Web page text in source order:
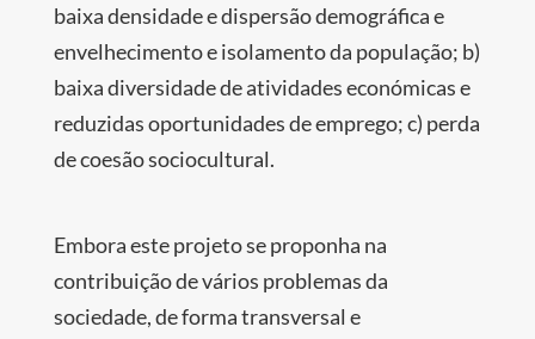
baixa densidade e dispersão demográfica e
envelhecimento e isolamento da população; b)
baixa diversidade de atividades económicas e
reduzidas oportunidades de emprego; c) perda
de coesão sociocultural.
Embora este projeto se proponha na
contribuição de vários problemas da
sociedade, de forma transversal e